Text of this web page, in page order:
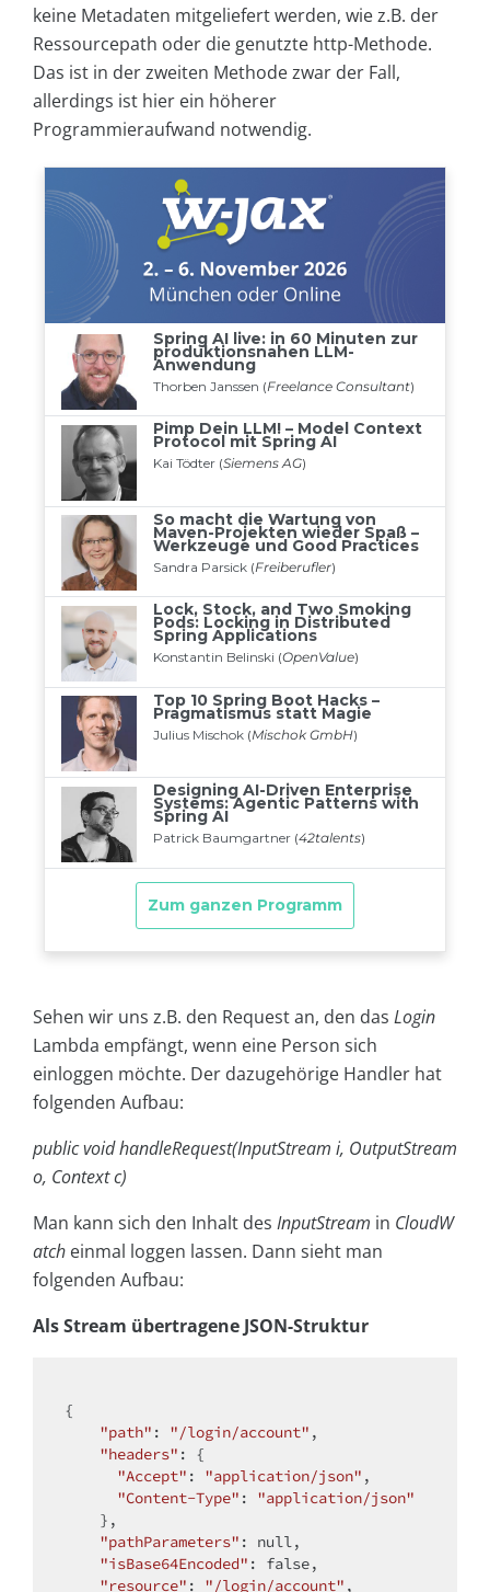
keine Metadaten mitgeliefert werden, wie z.B. der
Ressourcepath oder die genutzte http-Methode.
Das ist in der zweiten Methode zwar der Fall,
allerdings ist hier ein höherer
Programmieraufwand notwendig.
Sehen wir uns z.B. den Request an, den das Login
Lambda empfängt, wenn eine Person sich
einloggen möchte. Der dazugehörige Handler hat
folgenden Aufbau:
public void handleRequest(InputStream i, OutputStream
o, Context c)
Man kann sich den Inhalt des InputStream in CloudW
atch einmal loggen lassen. Dann sieht man
folgenden Aufbau:
Als Stream übertragene JSON-Struktur
{
"path" : "/login/account" ,
"headers" : {
"Accept" : "application/json" ,
"Content-Type" : "application/json"
"pathParameters" : null,
"isBase64Encoded" : false,
"resource" : "/login/account" ,